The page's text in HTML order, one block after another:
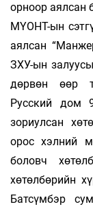
орноор аялсан
МҮОНТ-ын
аялсан
ЗХУ-ын
дөрвөн өөр
Русский дом
зориулсан
орос хэлний
боловч
хөтөлбөрийн
Батсүмбэр